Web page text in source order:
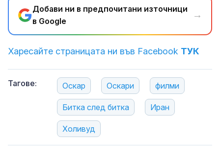
Добави ни в предпочитани източници
в Google
→
Харесайте страницата ни във Facebook ТУК
Тагове: Оскар Оскари филми
Битка след битка Иран
Холивуд